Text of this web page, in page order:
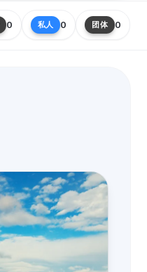
0 私人 0 团体 0